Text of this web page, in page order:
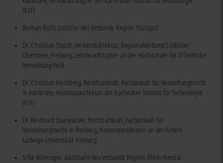
(KIT)
Roman Roth, Justiziar des Verbands Region Stuttgart
Dr. Christian Dusch, Verbandsdirektor, Regionalverband Südlicher
Oberrhein, Freiburg, Lehrbeauftragter an der Hochschule für öffentliche
Verwaltung Kehl
Dr. Christian Kirchberg, Rechtsanwalt, Fachanwalt für Verwaltungsrecht
in Karlsruhe, Honorarprofessor am Karlsruher Institut für Technologie
(KIT)
Dr. Reinhard Sparwasser, Rechtsanwalt, Fachanwalt für
Verwaltungsrecht in Freiburg, Honorarprofessor an der Albert-
Ludwigs-Universität Freiburg
Silke Böhringer, Justiziarin des Verbands Region Rhein-Neckar